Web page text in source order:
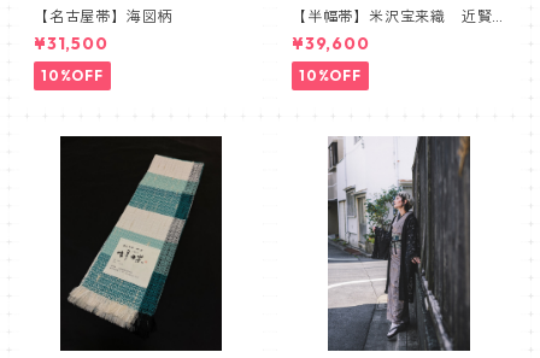
【名古屋帯】海図柄
¥31,500
10%OFF
【半幅帯】米沢宝来織 近賢
織物謹製 胡蝶 ラベンダー
¥39,600
10%OFF